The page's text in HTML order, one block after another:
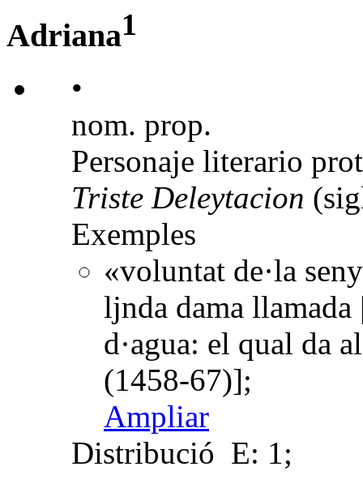
Adriana1
•
nom. prop.
Personaje literario
Triste Deleytacion
Exemples
«voluntat de·la
ljnda dama
d·agua: el qual da
(1458-67)];
Ampliar
Distribució E: 1;